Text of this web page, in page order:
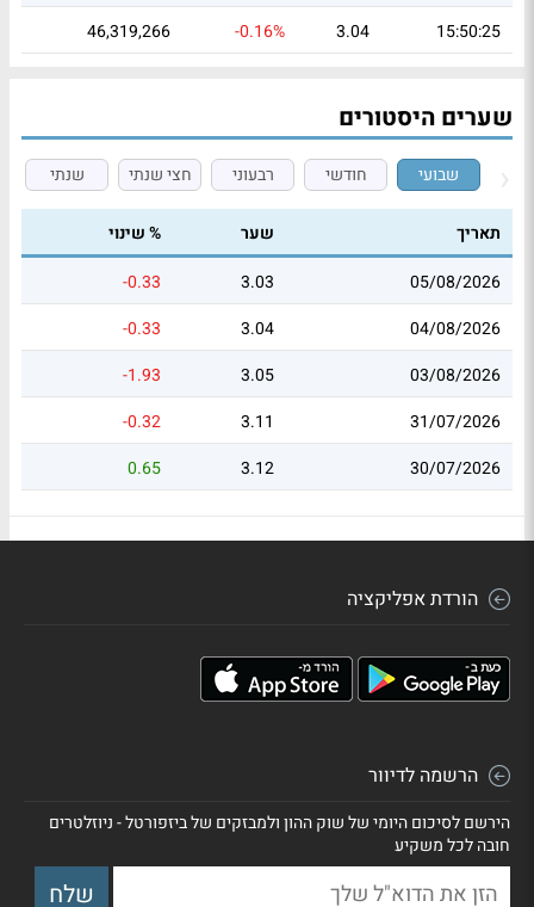
15:50:25
3.04
-0.16%
46,319,266
שערים היסטורים
שבועי חודשי רבעוני חצי שנתי שנתי
תאריך שער
% שינוי
05/08/2026
3.03
-0.33
04/08/2026
3.04
-0.33
03/08/2026
3.05
-1.93
31/07/2026
3.11
-0.32
30/07/2026
3.12
0.65
הורדת אפליקציה
הרשמה לדיוור
הירשם לסיכום היומי של שוק ההון ולמבזקים של ביזפורטל - ניוזלטרים
חובה לכל משקיע